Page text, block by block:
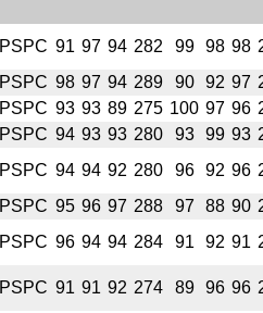
PSPC 91 97 94 282 99 98 98
PSPC 98 97 94 289 90 92 97
PSPC 93 93 89 275 100 97 96
PSPC 94 93 93 280 93 99 93
PSPC 94 94 92 280 96 92 96
PSPC 95 96 97 288 97 88 90
PSPC 96 94 94 284 91 92 91
PSPC 91 91 92 274 89 96 96